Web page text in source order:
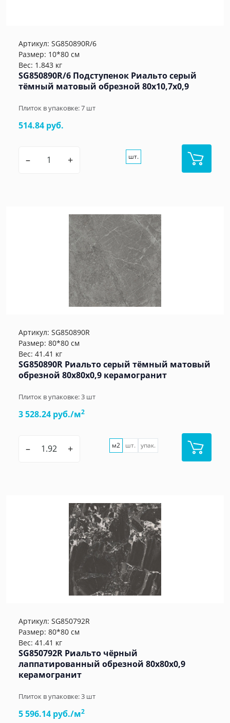
Артикул: SG850890R/6
Размер: 10*80 см
Вес: 1.843 кг
SG850890R/6 Подступенок Риальто серый
тёмный матовый обрезной 80x10,7x0,9
Плиток в упаковке:7 шт
514.84 руб.
– + шт.
Артикул: SG850890R
Размер: 80*80 см
Вес: 41.41 кг
SG850890R Риальто серый тёмный матовый
обрезной 80x80x0,9 керамогранит
Плиток в упаковке:3 шт
3 528.24 руб./м2
– + м2 шт. упак.
Артикул: SG850792R
Размер: 80*80 см
Вес: 41.41 кг
SG850792R Риальто чёрный
лаппатированный обрезной 80x80x0,9
керамогранит
Плиток в упаковке:3 шт
5 596.14 руб./м2